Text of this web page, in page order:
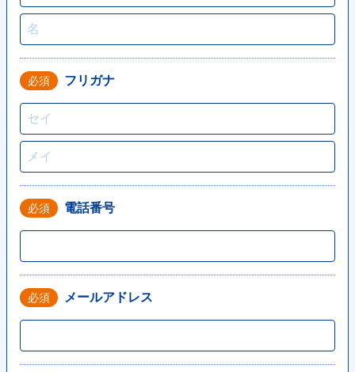
必須 フリガナ
必須 電話番号
必須 メールアドレス
<source media="(max-width: 1023px)"
srcset="https://hajimecreate.com/wp-content/themes/wp-hajime2021/
<source type="image/webp"
srcset="https://hajimecreate.com/wp-content/themes/wp-hajime2021/
alt="WEB制作" class="imgBk" loading="lazy">
</picture>
<p class="topNav-txt1">
WEB制作
<svg>
<use xlink:href="https://hajimecreate.com/wp-content/themes/wp-
</p>
</a>
<a href="" title="集客・設計" class="topNav-link topNav-link2">
<source type="image/webp" media="(max-width: 1023px)"